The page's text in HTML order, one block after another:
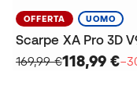
OFFERTA UOMO
Scarpe XA Pro 3D
169,99 €118,99 €